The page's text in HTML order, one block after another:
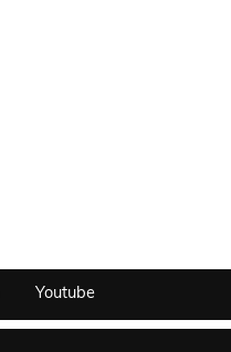
Youtube